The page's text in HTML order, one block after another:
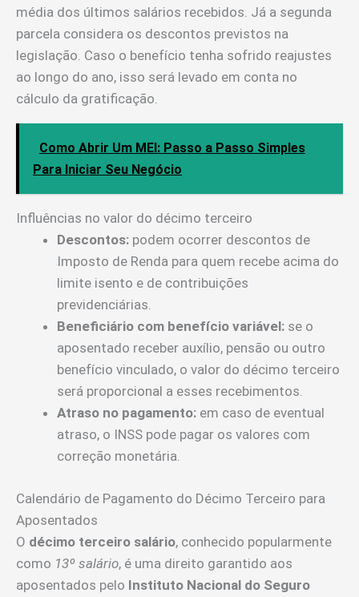
média dos últimos salários recebidos. Já a segunda
parcela considera os descontos previstos na
legislação. Caso o benefício tenha sofrido reajustes
ao longo do ano, isso será levado em conta no
cálculo da gratificação.
Como Abrir Um MEI: Passo a Passo Simples
Para Iniciar Seu Negócio
Influências no valor do décimo terceiro
Descontos: podem ocorrer descontos de
Imposto de Renda para quem recebe acima do
limite isento e de contribuições
previdenciárias.
Beneficiário com benefício variável: se o
aposentado receber auxílio, pensão ou outro
benefício vinculado, o valor do décimo terceiro
será proporcional a esses recebimentos.
Atraso no pagamento: em caso de eventual
atraso, o INSS pode pagar os valores com
correção monetária.
Calendário de Pagamento do Décimo Terceiro para
Aposentados
O décimo terceiro salário, conhecido popularmente
como 13º salário, é uma direito garantido aos
aposentados pelo Instituto Nacional do Seguro